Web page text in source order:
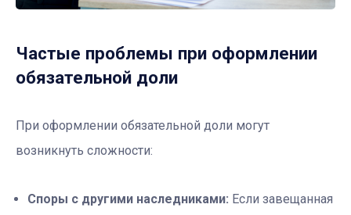
Частые проблемы при оформлении
обязательной доли
При оформлении обязательной доли могут
возникнуть сложности:
Споры с другими наследниками: Если завещанная